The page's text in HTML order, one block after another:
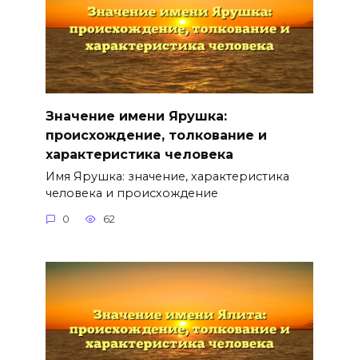
Значение имени Ярушка:
происхождение, толкование и
характеристика человека
Имя Ярушка: значение, характеристика
человека и происхождение
0 62